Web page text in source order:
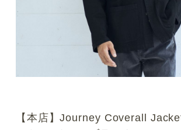
【本店】Journey Coverall